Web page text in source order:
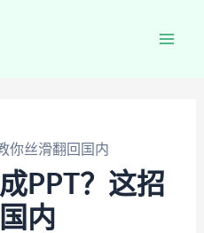
你丝滑翻回国内
PPT？这招
内